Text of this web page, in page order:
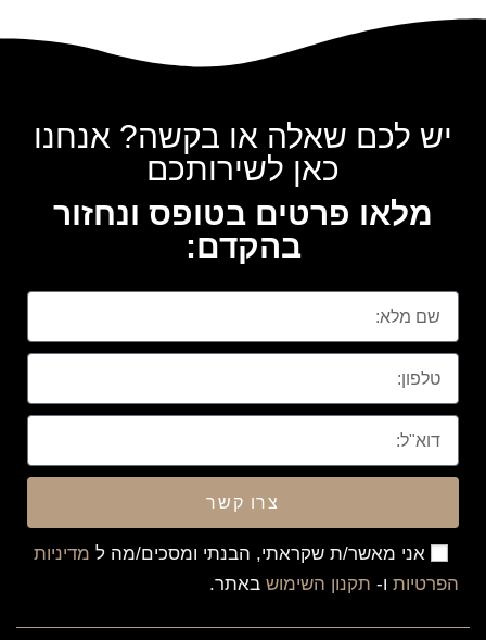
יש לכם שאלה או בקשה? אנחנו
כאן לשירותכם
מלאו פרטים בטופס ונחזור
בהקדם:
אני מאשר/ת שקראתי, הבנתי ומסכים/מה ל מדיניות
הפרטיות ו- תקנון השימוש באתר.
צרו קשר